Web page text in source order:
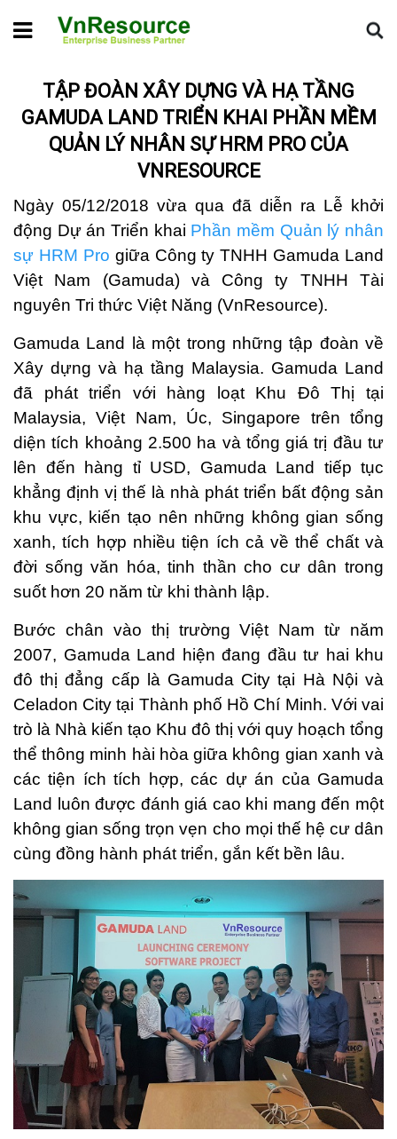
Home Tin dự án
Tập đoàn xây dựng và hạ tầng Gamuda Land
triển khai phần mềm quản lý nhân sự HRM Pro của VnResource
TẬP ĐOÀN XÂY DỰNG VÀ HẠ TẦNG
GAMUDA LAND TRIỂN KHAI PHẦN MỀM
QUẢN LÝ NHÂN SỰ HRM PRO CỦA
VNRESOURCE
Ngày 05/12/2018 vừa qua đã diễn ra Lễ khởi
động Dự án Triển khai Phần mềm Quản lý nhân
sự HRM Pro giữa Công ty TNHH Gamuda Land
Việt Nam (Gamuda) và Công ty TNHH Tài
nguyên Tri thức Việt Năng (VnResource).
Gamuda Land là một trong những tập đoàn về
Xây dựng và hạ tầng Malaysia. Gamuda Land
đã phát triển với hàng loạt Khu Đô Thị tại
Malaysia, Việt Nam, Úc, Singapore trên tổng
diện tích khoảng 2.500 ha và tổng giá trị đầu tư
lên đến hàng tỉ USD, Gamuda Land tiếp tục
khẳng định vị thế là nhà phát triển bất động sản
khu vực, kiến tạo nên những không gian sống
xanh, tích hợp nhiều tiện ích cả về thể chất và
đời sống văn hóa, tinh thần cho cư dân trong
suốt hơn 20 năm từ khi thành lập.
Bước chân vào thị trường Việt Nam từ năm
2007, Gamuda Land hiện đang đầu tư hai khu
đô thị đẳng cấp là Gamuda City tại Hà Nội và
Celadon City tại Thành phố Hồ Chí Minh. Với vai
trò là Nhà kiến tạo Khu đô thị với quy hoạch tổng
thể thông minh hài hòa giữa không gian xanh và
các tiện ích tích hợp, các dự án của Gamuda
Land luôn được đánh giá cao khi mang đến một
không gian sống trọn vẹn cho mọi thế hệ cư dân
cùng đồng hành phát triển, gắn kết bền lâu.